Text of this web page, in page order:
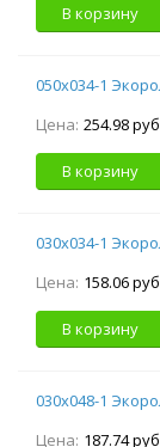
В корзину
050х034-1
Цена: 254.98
В корзину
030х034-1
Цена: 158.06
В корзину
030х048-1
Цена: 187.74